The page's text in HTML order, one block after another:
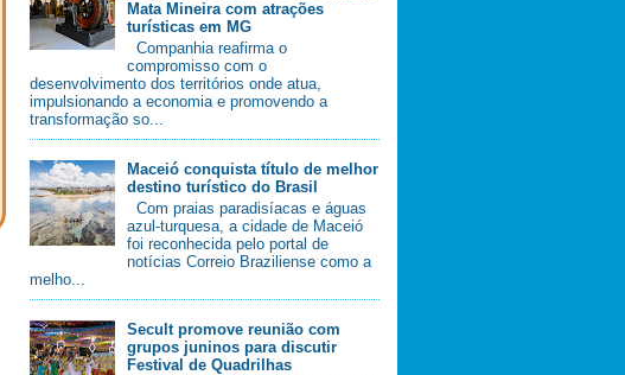
Mata Mineira com atrações
turísticas em MG
Companhia reafirma o
compromisso com o
desenvolvimento dos territórios onde atua,
impulsionando a economia e promovendo a
transformação so...
Maceió conquista título de melhor
destino turístico do Brasil
Com praias paradisíacas e águas
azul-turquesa, a cidade de Maceió
foi reconhecida pelo portal de
notícias Correio Braziliense como a
melho...
Secult promove reunião com
grupos juninos para discutir
Festival de Quadrilhas